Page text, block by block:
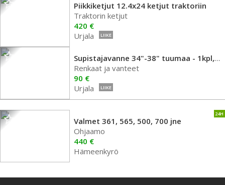
Piikkiketjut 12.4x24 ketjut traktoriin
Traktorin ketjut
420 €
Urjala
LIIKE
Supistajavanne 34"-38" tuumaa - 1kpl, pariton
Renkaat ja vanteet
90 €
Urjala
LIIKE
24H
Valmet 361, 565, 500, 700 jne
Ohjaamo
440 €
Hämeenkyrö